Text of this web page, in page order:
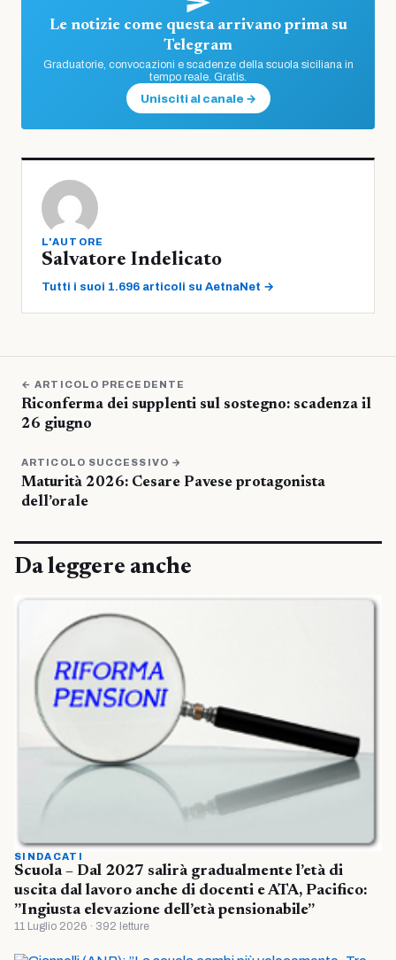
Le notizie come questa arrivano prima su
Telegram
Graduatorie, convocazioni e scadenze della scuola siciliana in
tempo reale. Gratis.
Unisciti al canale →
L'AUTORE
Salvatore Indelicato
Tutti i suoi 1.696 articoli su AetnaNet →
← ARTICOLO PRECEDENTE
Riconferma dei supplenti sul sostegno: scadenza il
26 giugno
ARTICOLO SUCCESSIVO →
Maturità 2026: Cesare Pavese protagonista
dell’orale
Da leggere anche
SINDACATI
Scuola – Dal 2027 salirà gradualmente l’età di
uscita dal lavoro anche di docenti e ATA, Pacifico:
”Ingiusta elevazione dell’età pensionabile”
11 Luglio 2026 · 392 letture